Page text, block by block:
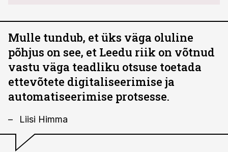
Mulle tundub, et üks väga oluline
põhjus on see, et Leedu riik on võtnud
vastu väga teadliku otsuse toetada
ettevõtete digitaliseerimise ja
automatiseerimise protsesse.
Liisi Himma